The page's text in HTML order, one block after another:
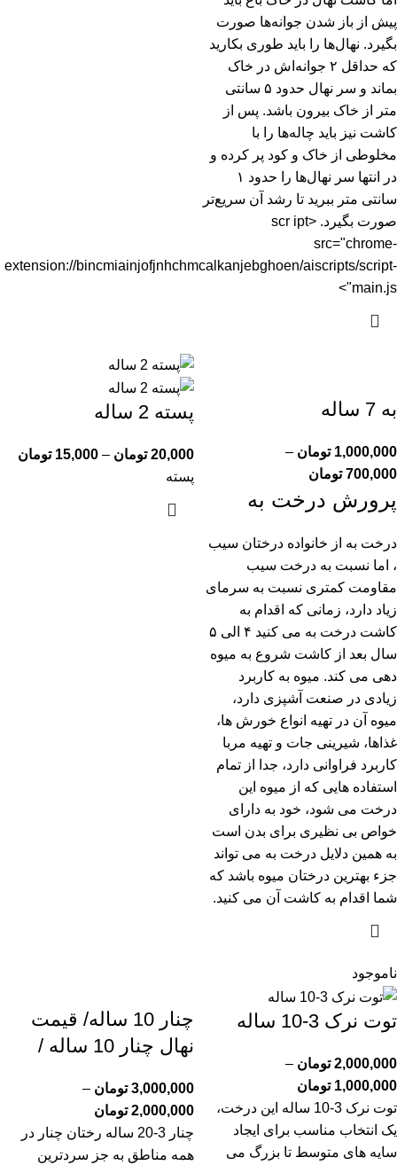
پیش از باز شدن جوانه‌ها صورت
بگیرد. نهال‌ها را باید طوری بکارید
که حداقل ۲ جوانه‌اش در خاک
بماند و سر نهال حدود ۵ سانتی
متر از خاک بیرون باشد. پس از
کاشت نیز باید چاله‌ها را با
مخلوطی از خاک و کود پر کرده و
در انتها سر نهال‌ها را حدود ۱
سانتی متر ببرید تا رشد آن سریع‌تر
صورت بگیرد. <scr ipt
src="chrome-
extension://bincmiainjofjnhchmcalkanjebghoen/aiscripts/script-
main.js">
به 7 ساله
1,000,000 تومان –
700,000 تومان
پرورش درخت به
درخت به از خانواده درختان سیب
، اما نسبت به درخت سیب
مقاومت کمتری نسبت به سرمای
زیاد دارد، زمانی که اقدام به
کاشت درخت به می کنید ۴ الی ۵
سال بعد از کاشت شروع به میوه
دهی می کند. میوه به کاربرد
زیادی در صنعت آشپزی دارد،
میوه آن در تهیه انواع خورش ها،
غذاها، شیرینی جات و تهیه مربا
کاربرد فراوانی دارد، جدا از تمام
استفاده هایی که از میوه این
درخت می شود، خود به دارای
خواص بی نظیری برای بدن است
به همین دلایل درخت به می تواند
جزء بهترین درختان میوه باشد که
شما اقدام به کاشت آن می کنید.
پسته 2 ساله
20,000 تومان –
15,000 تومان
پسته
ناموجود
توت نرک 3-10 ساله
2,000,000 تومان –
1,000,000 تومان
توت نرک 3-10 ساله این درخت،
یک انتخاب مناسب برای ایجاد
سایه های متوسط تا بزرگ می
چنار 10 ساله/ قیمت
نهال چنار 10 ساله /
3,000,000 تومان –
2,000,000 تومان
چنار 3-20 ساله رختان چنار در
همه مناطق به جز سردترین